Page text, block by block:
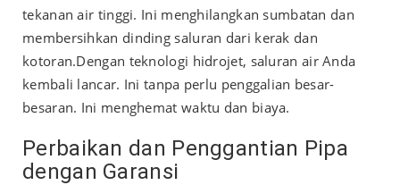
tekanan air tinggi. Ini menghilangkan sumbatan dan
membersihkan dinding saluran dari kerak dan
kotoran.Dengan teknologi hidrojet, saluran air Anda
kembali lancar. Ini tanpa perlu penggalian besar-
besaran. Ini menghemat waktu dan biaya.
Perbaikan dan Penggantian Pipa
dengan Garansi